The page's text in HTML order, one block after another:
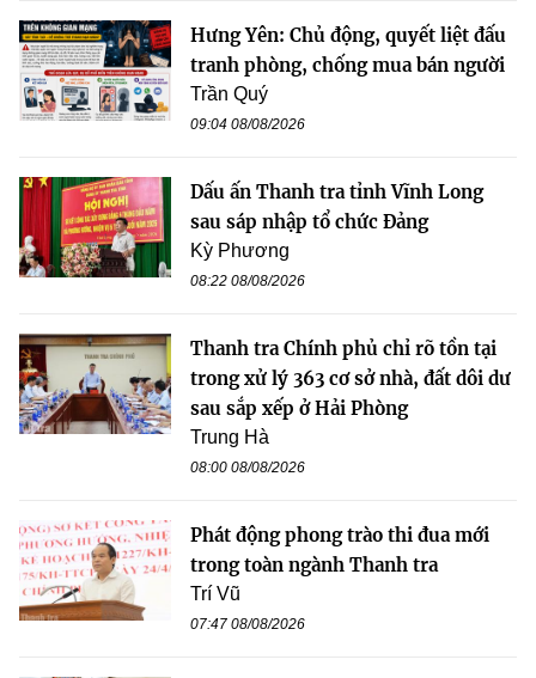
Hưng Yên: Chủ động, quyết liệt đấu
tranh phòng, chống mua bán người
Trần Quý
09:04 08/08/2026
Dấu ấn Thanh tra tỉnh Vĩnh Long
sau sáp nhập tổ chức Đảng
Kỳ Phương
08:22 08/08/2026
Thanh tra Chính phủ chỉ rõ tồn tại
trong xử lý 363 cơ sở nhà, đất dôi dư
sau sắp xếp ở Hải Phòng
Trung Hà
08:00 08/08/2026
Phát động phong trào thi đua mới
trong toàn ngành Thanh tra
Trí Vũ
07:47 08/08/2026